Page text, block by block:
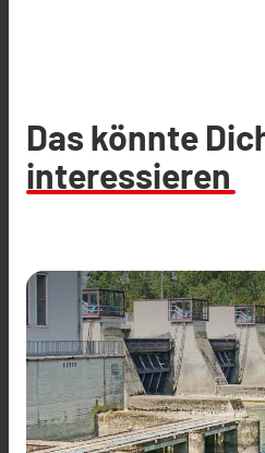
Das könnte
interessieren